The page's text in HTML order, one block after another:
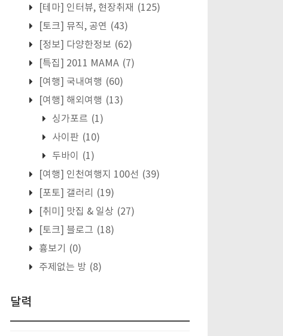
[테마] 인터뷰, 현장취재 (125)
[토크] 뮤직, 공연 (43)
[정보] 다양한정보 (62)
[특집] 2011 MAMA (7)
[여행] 국내여행 (60)
[여행] 해외여행 (13)
싱가포르 (1)
사이판 (10)
두바이
(1)
[여행] 인천여행지 100선 (39)
[포토] 갤러리
(19)
[취미] 맛집 & 일상 (27)
[토크] 블로그 (18)
흉보기
(0)
주제없는 방 (8)
달력